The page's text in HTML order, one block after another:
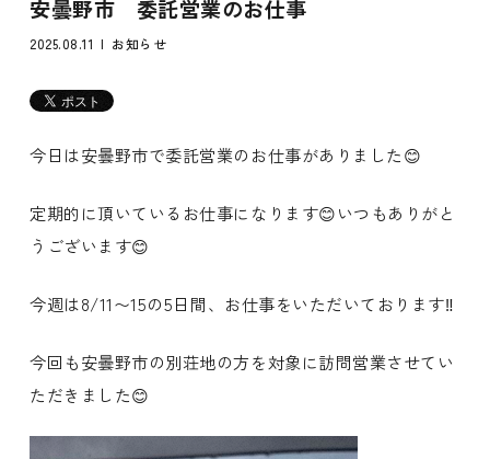
安曇野市 委託営業のお仕事
2025.08.11 お知らせ
今日は安曇野市で委託営業のお仕事がありました😊
定期的に頂いているお仕事になります😊いつもありがと
うございます😊
今週は8/11〜15の5日間、お仕事をいただいております‼️
今回も安曇野市の別荘地の方を対象に訪問営業させてい
ただきました😊